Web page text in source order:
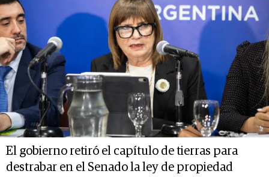
El gobierno retiró el capítulo de tierras para
destrabar en el Senado la ley de propiedad